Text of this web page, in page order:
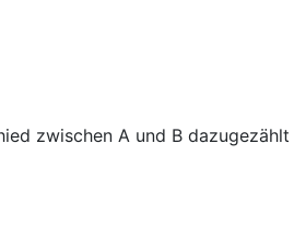
zwischen A und B